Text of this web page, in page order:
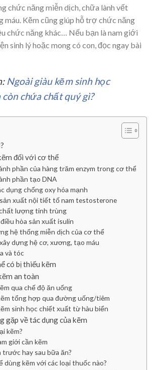
chức năng miễn dịch, chữa lành vết
máu. Kẽm cũng giúp hỗ trợ chức năng
chức năng khác… Nếu bạn là nam giới
sinh lý hoặc mong có con, đọc ngay bài
Ngoài giàu kẽm sinh học
chứa chất quý gì?
đối với cơ thể
phần của hàng trăm enzym trong cơ thể
phần tạo DNA
dụng chống oxy hóa mạnh
xuất nội tiết tố nam testosterone
lượng tinh trùng
hòa sản xuất isulin
hệ thống miễn dịch của cơ thể
dựng hệ cơ, xương, tạo máu
và tóc
có bị thiếu kẽm
an toàn
qua chế độ ăn uống
tổng hợp qua đường uống/tiêm
sinh học chiết xuất từ hàu biển
gặp về tác dụng của kẽm
kẽm?
giới cần kẽm
trước hay sau bữa ăn?
dùng kẽm với các loại thuốc nào?